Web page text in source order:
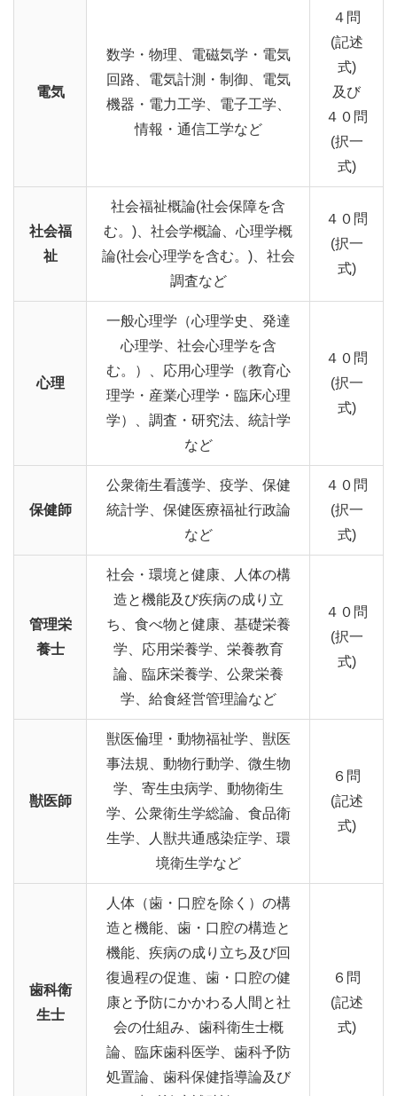
電気
数学・物理、電磁気学・電気
回路、電気計測・制御、電気
機器・電力工学、電子工学、
情報・通信工学など
４問
(記述
式)
及び
４０問
(択一
式)
社会福
祉
社会福祉概論(社会保障を含
む。)、社会学概論、心理学概
論(社会心理学を含む。)、社会
調査など
４０問
(択一
式)
心理
一般心理学（心理学史、発達
心理学、社会心理学を含
む。）、応用心理学（教育心
理学・産業心理学・臨床心理
学）、調査・研究法、統計学
など
４０問
(択一
式)
保健師
公衆衛生看護学、疫学、保健
統計学、保健医療福祉行政論
など
４０問
(択一
式)
管理栄
養士
社会・環境と健康、人体の構
造と機能及び疾病の成り立
ち、食べ物と健康、基礎栄養
学、応用栄養学、栄養教育
論、臨床栄養学、公衆栄養
学、給食経営管理論など
４０問
(択一
式)
獣医師
獣医倫理・動物福祉学、獣医
事法規、動物行動学、微生物
学、寄生虫病学、動物衛生
学、公衆衛生学総論、食品衛
生学、人獣共通感染症学、環
境衛生学など
６問
(記述
式)
歯科衛
生士
人体（歯・口腔を除く）の構
造と機能、歯・口腔の構造と
機能、疾病の成り立ち及び回
復過程の促進、歯・口腔の健
康と予防にかかわる人間と社
会の仕組み、歯科衛生士概
論、臨床歯科医学、歯科予防
処置論、歯科保健指導論及び
６問
(記述
式)